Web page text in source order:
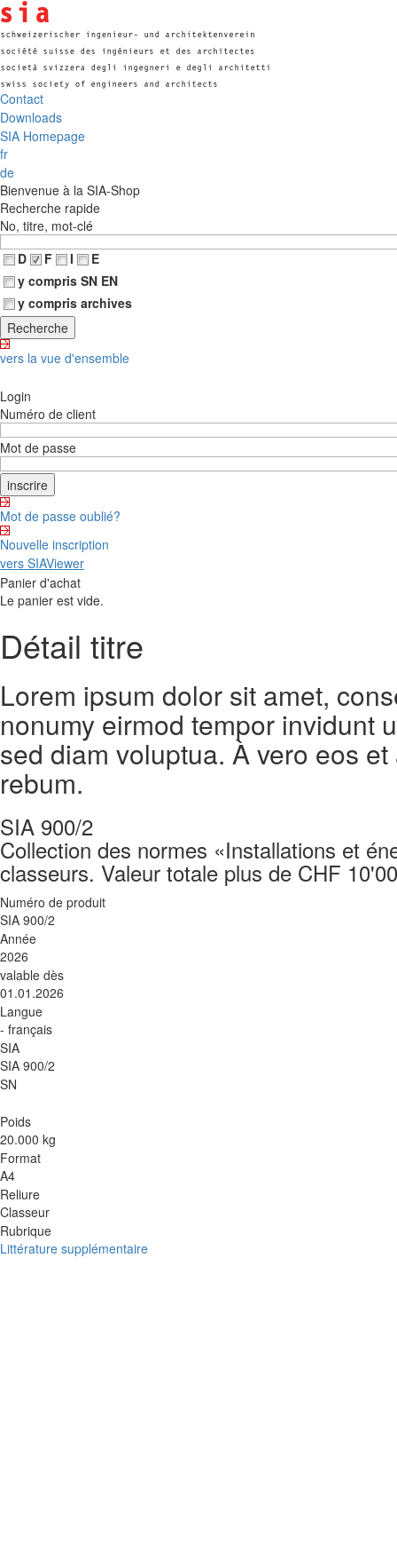
Contact
Downloads
SIA Homepage
fr
de
Bienvenue à la SIA-Shop
Recherche rapide
No, titre, mot-clé
D
F I
E
y compris SN EN
y compris archives
vers la vue d'ensemble
Login
Numéro de client
Mot de passe
Mot de passe oublié?
Nouvelle inscription
vers SIAViewer
Panier d'achat
Le panier est vide.
Détail titre
Lorem ipsum dolor sit amet,
nonumy eirmod tempor invidunt
sed diam voluptua. À vero eos
rebum.
SIA 900/2
Collection des normes «Installations et
classeurs. Valeur totale plus de CHF
Numéro de produit
SIA 900/2
Année
2026
valable dès
01.01.2026
Langue
- français
SIA
SIA 900/2
SN
Poids
20.000 kg
Format
A4
Reliure
Classeur
Rubrique
Littérature supplémentaire